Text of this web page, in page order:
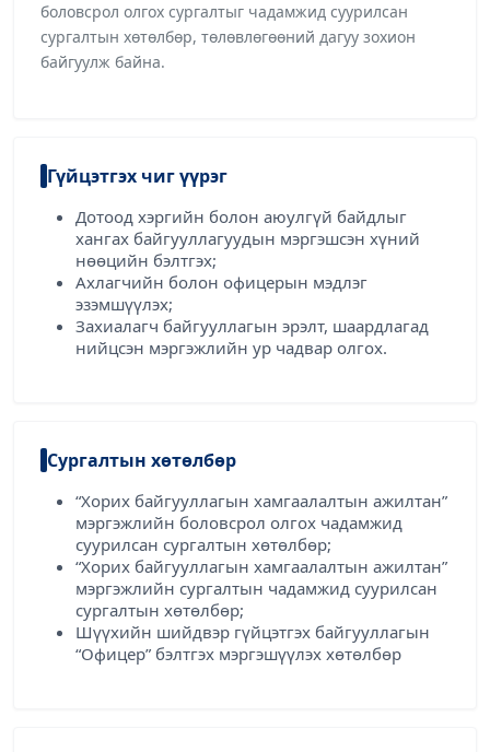
боловсрол олгох сургалтыг чадамжид суурилсан
сургалтын хөтөлбөр, төлөвлөгөөний дагуу зохион
байгуулж байна.
Гүйцэтгэх чиг үүрэг
Дотоод хэргийн болон аюулгүй байдлыг
хангах байгууллагуудын мэргэшсэн хүний
нөөцийн бэлтгэх;
Ахлагчийн болон офицерын мэдлэг
эзэмшүүлэх;
Захиалагч байгууллагын эрэлт, шаардлагад
нийцсэн мэргэжлийн ур чадвар олгох.
Сургалтын хөтөлбөр
“Хорих байгууллагын хамгаалалтын ажилтан”
мэргэжлийн боловсрол олгох чадамжид
суурилсан сургалтын хөтөлбөр;
“Хорих байгууллагын хамгаалалтын ажилтан”
мэргэжлийн сургалтын чадамжид суурилсан
сургалтын хөтөлбөр;
Шүүхийн шийдвэр гүйцэтгэх байгууллагын
“Офицер” бэлтгэх мэргэшүүлэх хөтөлбөр